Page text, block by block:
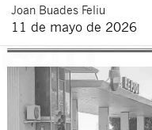
Joan Buades Feliu
11 de mayo de 2026